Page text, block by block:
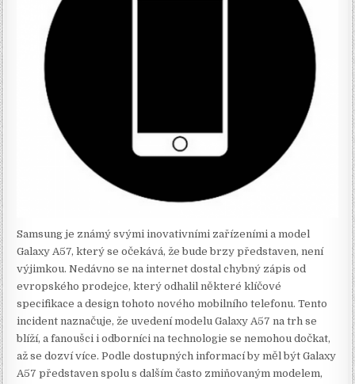
Samsung je známý svými inovativními zařízeními a model
Galaxy A57, který se očekává, že bude brzy představen, není
výjimkou. Nedávno se na internet dostal chybný zápis od
evropského prodejce, který odhalil některé klíčové
specifikace a design tohoto nového mobilního telefonu. Tento
incident naznačuje, že uvedení modelu Galaxy A57 na trh se
blíží, a fanoušci i odborníci na technologie se nemohou dočkat,
až se dozví více. Podle dostupných informací by měl být Galaxy
A57 představen spolu s dalším často zmiňovaným modelem,